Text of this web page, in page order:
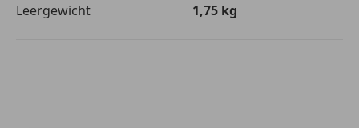
Leergewicht
1,75 kg